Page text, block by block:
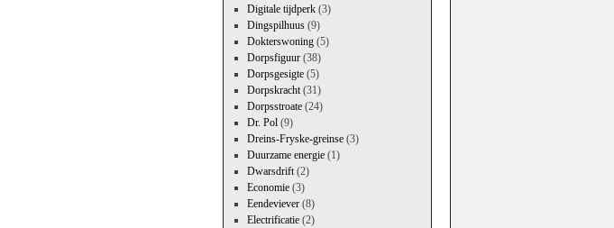
Digitale tijdperk(3)
Dingspilhuus(9)
Dokterswoning(5)
Dorpsfiguur(38)
Dorpsgesigte(5)
Dorpskracht(31)
Dorpsstroate(24)
Dr. Pol(9)
Dreins-Fryske-greinse(3)
Duurzame energie(1)
Dwarsdrift(2)
Economie(3)
Eendeviever(8)
Electrificatie(2)